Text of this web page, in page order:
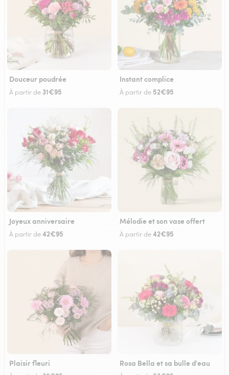
Douceur poudrée
À partir de 31€95
Instant complice
À partir de 52€95
Joyeux anniversaire
À partir de42€95
Mélodie et son vase offert
À partir de42€95
Plaisir fleuri Rosa Bella et sa bulle d'eau